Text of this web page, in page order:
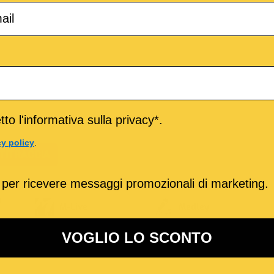
l'informativa sulla privacy*.
policy
ricevere messaggi promozionali di marketing.
VOGLIO LO SCONTO